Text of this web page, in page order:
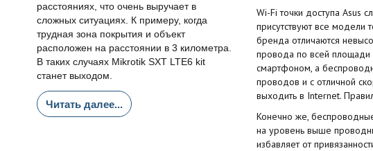
расстояниях, что очень выручает в
сложных ситуациях. К примеру, когда
трудная зона покрытия и объект
расположен на расстоянии в 3 километра.
В таких случаях Mikrotik SXT LTE6 kit
станет выходом.
Читать далее...
Wi-Fi точки доступа Asus
присутствуют все модели
бренда отличаются
провода по всей площади
смартфоном, а
проводов и с отличной
выходить в Internet.
Конечно же,
на уровень выше
избавляет от